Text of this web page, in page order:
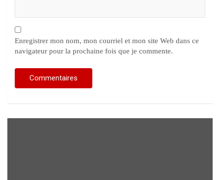
Enregistrer mon nom, mon courriel et mon site Web dans ce
navigateur pour la prochaine fois que je commente.